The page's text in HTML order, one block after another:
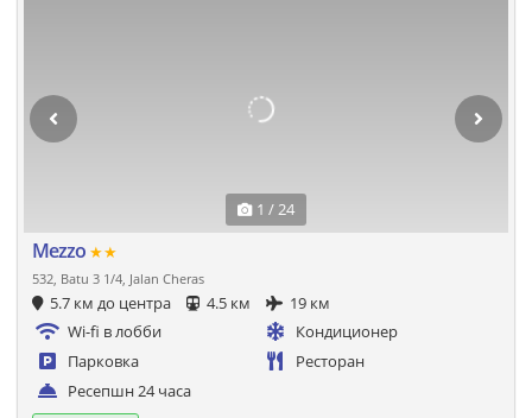
1 / 24
Mezzo ★★
532, Batu 3 1/4, Jalan Cheras
5.7 км до центра 4.5 км
19 км
Wi-fi в лобби
Кондиционер
Парковка
Ресторан
Ресепшн 24 часа